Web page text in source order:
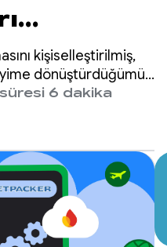
kişiselleştirilmiş,
dönüştürdüğümüz
geliştirme" blog
geldiniz. Önceki
demo
6 dakika